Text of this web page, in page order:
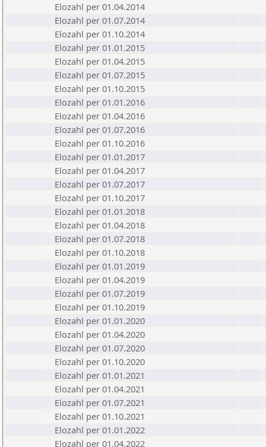
Elozahl per 01.04.2014
Elozahl per 01.07.2014
Elozahl per 01.10.2014
Elozahl per 01.01.2015
Elozahl per 01.04.2015
Elozahl per 01.07.2015
Elozahl per 01.10.2015
Elozahl per 01.01.2016
Elozahl per 01.04.2016
Elozahl per 01.07.2016
Elozahl per 01.10.2016
Elozahl per 01.01.2017
Elozahl per 01.04.2017
Elozahl per 01.07.2017
Elozahl per 01.10.2017
Elozahl per 01.01.2018
Elozahl per 01.04.2018
Elozahl per 01.07.2018
Elozahl per 01.10.2018
Elozahl per 01.01.2019
Elozahl per 01.04.2019
Elozahl per 01.07.2019
Elozahl per 01.10.2019
Elozahl per 01.01.2020
Elozahl per 01.04.2020
Elozahl per 01.07.2020
Elozahl per 01.10.2020
Elozahl per 01.01.2021
Elozahl per 01.04.2021
Elozahl per 01.07.2021
Elozahl per 01.10.2021
Elozahl per 01.01.2022
Elozahl per 01.04.2022